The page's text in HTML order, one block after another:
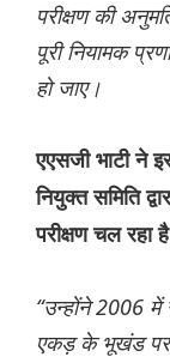
परीक्षण की
पूरी नियामक
हो जाए।
एएसजी भाटी ने
नियुक्त समिति
परीक्षण चल रहा
“उन्होंने 2006
एकड़ के भूखंड